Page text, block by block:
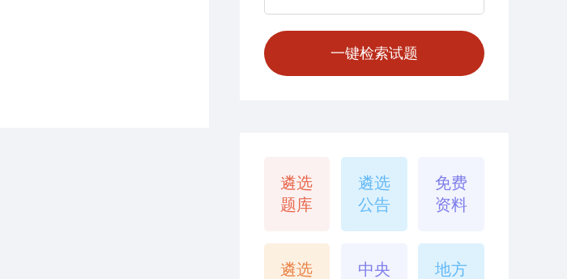
遴选
题库
遴选
公告
免费
资料
遴选
中央
地方